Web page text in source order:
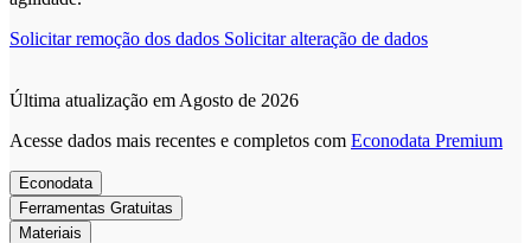
Solicitar remoção dos dados Solicitar alteração de dados
Última atualização em Agosto de 2026
Acesse dados mais recentes e completos com Econodata Premium
Econodata
Ferramentas Gratuitas
Materiais